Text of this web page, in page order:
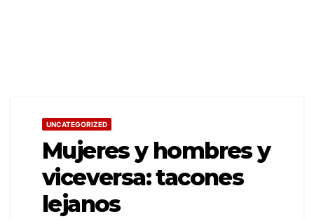
UNCATEGORIZED
Mujeres y hombres y
viceversa: tacones
lejanos